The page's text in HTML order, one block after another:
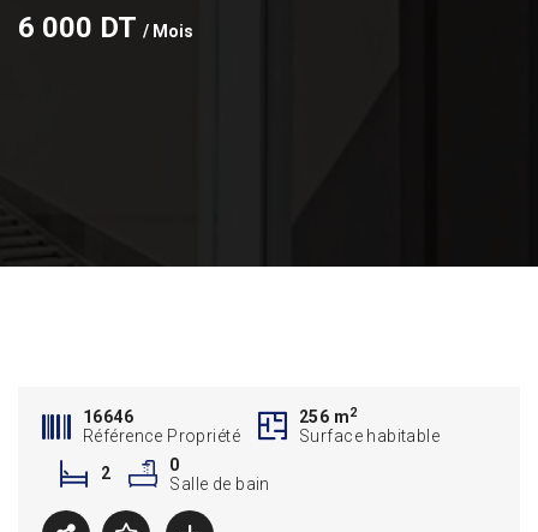
6 000 DT / Mois
16646
Référence Propriété
256 m2
Surface habitable
2
0
Salle de bain